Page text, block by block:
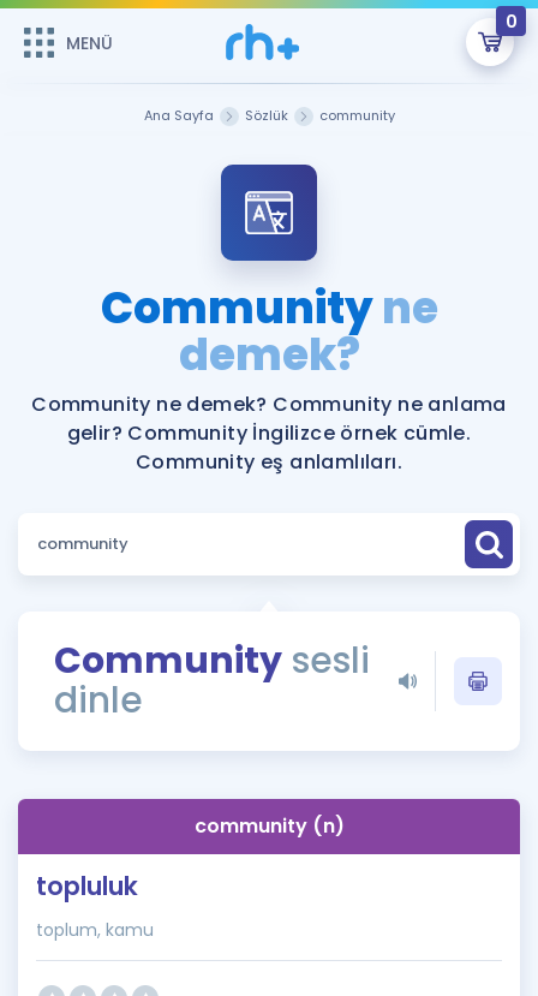
MENÜ
0
Şifremi Hatırlamıyorum
Sepetin Şu An Boş.
Remzi Hoca ile seni sınava hazırlayacak onlarca eğitim seni
bekliyor!
MENÜ
Katılımcı Görüşleri
Faydalı Araçlar
Ücretsiz Kaynaklar
Puan Hesaplama
ÖSYM Sınav Takvimi
Kampanyalar
İngilizce Gramer
İngilizce Gramer
Ana Sayfa Sözlük community
Communityne
demek?
Community ne demek? Community ne anlama
gelir? Community İngilizce örnek cümle.
Community eş anlamlıları.
Community sesli
dinle
community (n)
topluluk
toplum, kamu